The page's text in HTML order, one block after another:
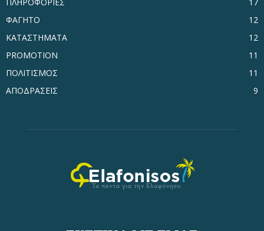
ΦΑΓΗΤΟ
12
ΚΑΤΑΣΤΗΜΑΤΑ
12
PROMOTION
11
ΠΟΛΙΤΙΣΜΟΣ
11
ΑΠΟΔΡΑΣΕΙΣ
9